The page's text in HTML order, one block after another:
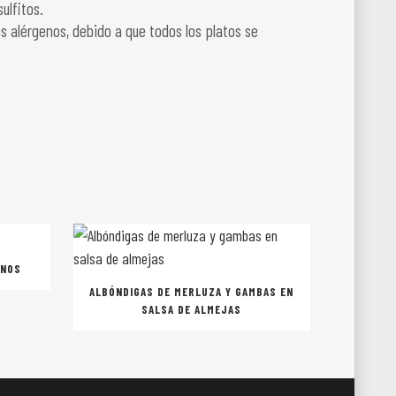
debido a que todos los platos se
ALBÓNDIGAS DE MERLUZA Y GAMBAS EN
SALSA DE ALMEJAS